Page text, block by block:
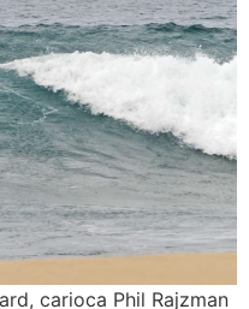
carioca Phil Rajzman